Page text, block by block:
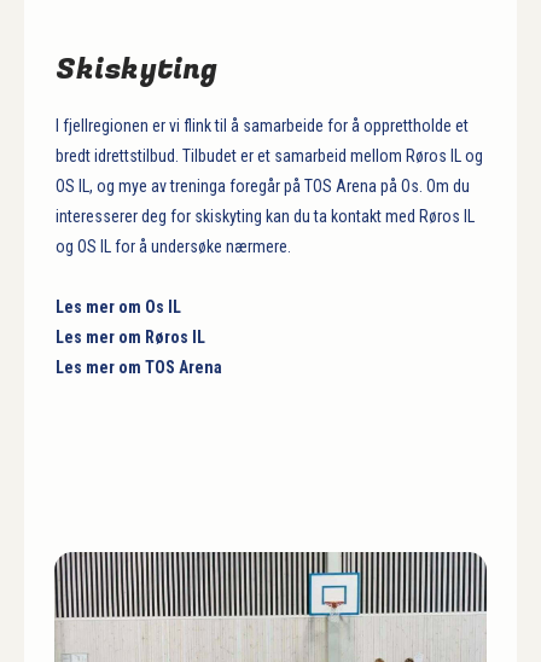
Skiskyting
I fjellregionen er vi flink til å samarbeide for å opprettholde et
bredt idrettstilbud. Tilbudet er et samarbeid mellom Røros IL og
OS IL, og mye av treninga foregår på TOS Arena på Os. Om du
interesserer deg for skiskyting kan du ta kontakt med Røros IL
og OS IL for å undersøke nærmere.
Les mer om Os IL
Les mer om Røros IL
Les mer om TOS Arena